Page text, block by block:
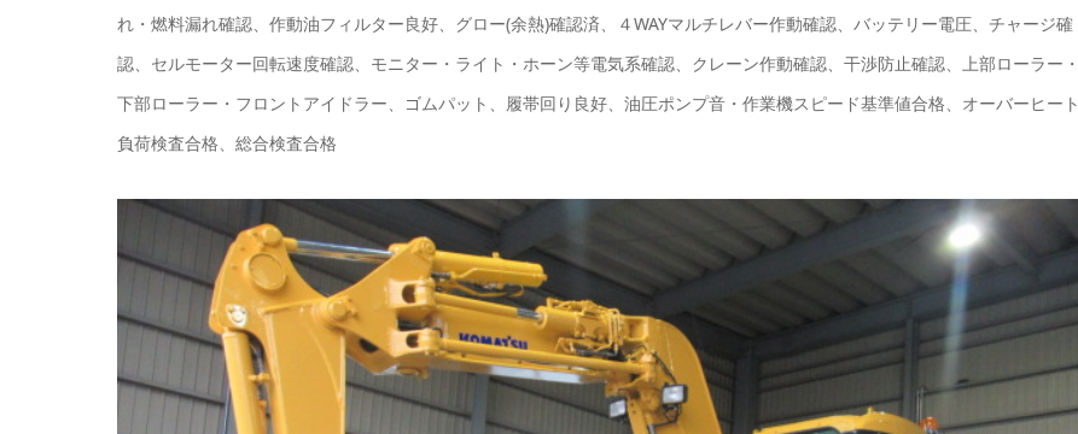
れ・燃料漏れ確認、作動油フィルター良好、グロー(余熱)確認済、４WAYマルチレバー作動確認、バッテリー電圧、チャージ確
認、セルモーター回転速度確認、モニター・ライト・ホーン等電気系確認、クレーン作動確認、干渉防止確認、上部ローラー・
下部ローラー・フロントアイドラー、ゴムパット、履帯回り良好、油圧ポンプ音・作業機スピード基準値合格、オーバーヒート
負荷検査合格、総合検査合格